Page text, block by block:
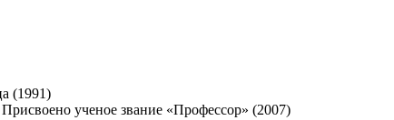
(1991)
ученое звание «Профессор» (2007)